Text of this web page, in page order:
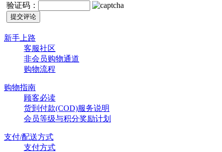
验证码：
新手上路
客服社区
非会员购物通道
购物流程
购物指南
顾客必读
货到付款(COD)服务说明
会员等级与积分奖励计划
支付/配送方式
支付方式